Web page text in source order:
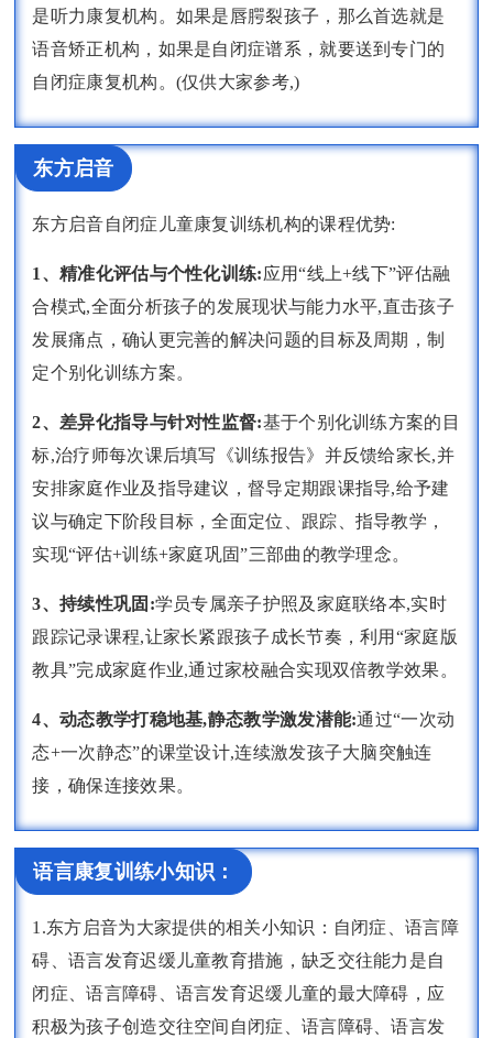
是听力康复机构。如果是唇腭裂孩子，那么首选就是
语音矫正机构，如果是自闭症谱系，就要送到专门的
自闭症康复机构。(仅供大家参考,)
东方启音
东方启音自闭症儿童康复训练机构的课程优势:
1、精准化评估与个性化训练:应用“线上+线下”评估融
合模式,全面分析孩子的发展现状与能力水平,直击孩子
发展痛点，确认更完善的解决问题的目标及周期，制
定个别化训练方案。
2、差异化指导与针对性监督:基于个别化训练方案的目
标,治疗师每次课后填写《训练报告》并反馈给家长,并
安排家庭作业及指导建议，督导定期跟课指导,给予建
议与确定下阶段目标，全面定位、跟踪、指导教学，
实现“评估+训练+家庭巩固”三部曲的教学理念。
3、持续性巩固:学员专属亲子护照及家庭联络本,实时
跟踪记录课程,让家长紧跟孩子成长节奏，利用“家庭版
教具”完成家庭作业,通过家校融合实现双倍教学效果。
4、动态教学打稳地基,静态教学激发潜能:通过“一次动
态+一次静态”的课堂设计,连续激发孩子大脑突触连
接，确保连接效果。
语言康复训练小知识：
1.东方启音为大家提供的相关小知识：自闭症、语言障
碍、语言发育迟缓儿童教育措施，缺乏交往能力是自
闭症、语言障碍、语言发育迟缓儿童的最大障碍，应
积极为孩子创造交往空间自闭症、语言障碍、语言发